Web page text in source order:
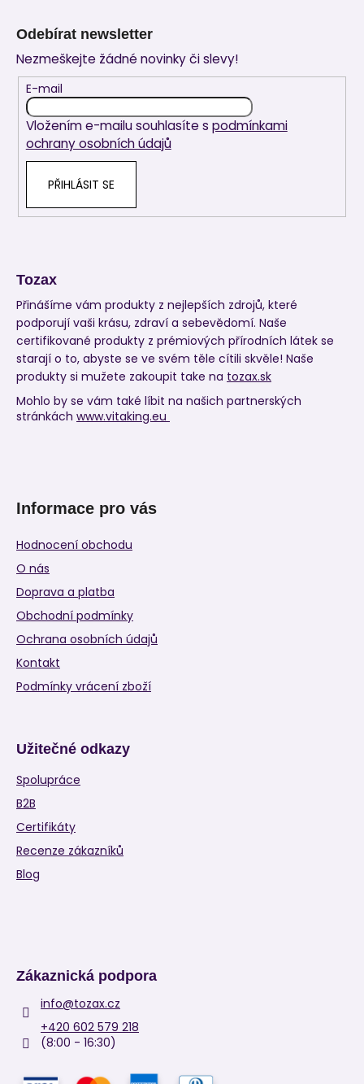
Odebírat newsletter
Nezmeškejte žádné novinky či slevy!
E-mail
Vložením e-mailu souhlasíte s podmínkami
ochrany osobních údajů
PŘIHLÁSIT SE
Tozax
Přinášíme vám produkty z nejlepších zdrojů, které
podporují vaši krásu, zdraví a sebevědomí. Naše
certifikované produkty z prémiových přírodních látek se
starají o to, abyste se ve svém těle cítili skvěle! Naše
produkty si mužete zakoupit take na tozax.sk
Mohlo by se vám také líbit na našich partnerských
stránkách www.vitaking.eu
Informace pro vás
Hodnocení obchodu
O nás
Doprava a platba
Obchodní podmínky
Ochrana osobních údajů
Kontakt
Podmínky vrácení zboží
Užitečné odkazy
Spolupráce
B2B
Certifikáty
Recenze zákazníků
Blog
Zákaznická podpora
info@tozax.cz
+420 602 579 218
(8:00 - 16:30)